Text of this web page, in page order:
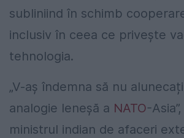
subliniind în schimb
inclusiv în ceea ce privește
tehnologia.
„V-aș îndemna să nu
analogie leneșă a NATO-
ministrul indian de afaceri